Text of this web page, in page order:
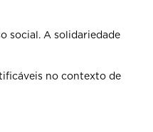
social. A solidariedade
no contexto de